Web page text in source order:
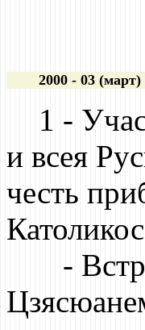
2000 - 03 (март)
1 -
и всея
честь
-